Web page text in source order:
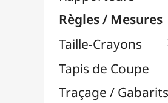
Chevalets & Accrochage
Enfants / Scolaire
Esquisse & Dessin
Librairie / Livres
Loisirs Créatifs